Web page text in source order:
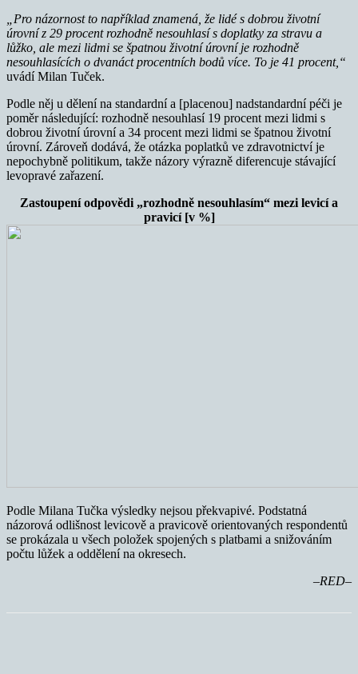
„Pro názornost to například znamená, že lidé s dobrou životní
úrovní z 29 procent rozhodně nesouhlasí s doplatky za stravu a
lůžko, ale mezi lidmi se špatnou životní úrovní je rozhodně
nesouhlasících o dvanáct procentních bodů více. To je 41 procent,“
uvádí Milan Tuček.
Podle něj u dělení na standardní a [placenou] nadstandardní péči je
poměr následující: rozhodně nesouhlasí 19 procent mezi lidmi s
dobrou životní úrovní a 34 procent mezi lidmi se špatnou životní
úrovní. Zároveň dodává, že otázka poplatků ve zdravotnictví je
nepochybně politikum, takže názory výrazně diferencuje stávající
levopravé zařazení.
Zastoupení odpovědi „rozhodně nesouhlasím“ mezi levicí a
pravicí [v %]
Podle Milana Tučka výsledky nejsou překvapivé. Podstatná
názorová odlišnost levicově a pravicově orientovaných respondentů
se prokázala u všech položek spojených s platbami a snižováním
počtu lůžek a oddělení na okresech.
–RED–